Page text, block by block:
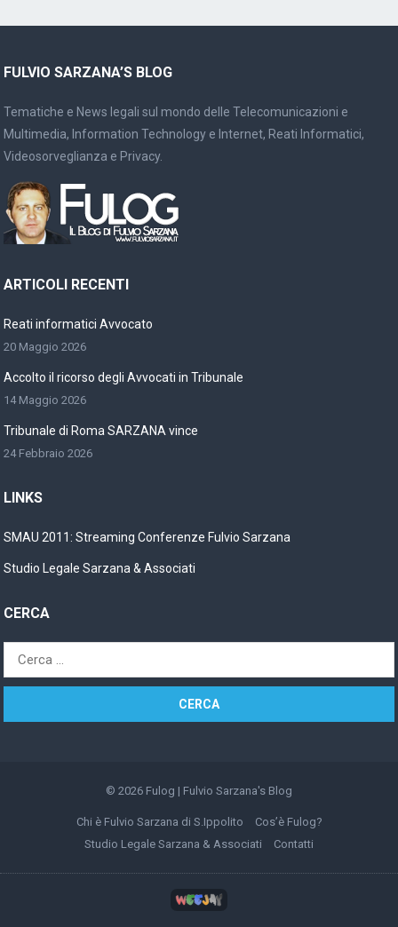
FULVIO SARZANA’S BLOG
Tematiche e News legali sul mondo delle Telecomunicazioni e
Multimedia, Information Technology e Internet, Reati Informatici,
Videosorveglianza e Privacy.
ARTICOLI RECENTI
Reati informatici Avvocato
20 Maggio 2026
Accolto il ricorso degli Avvocati in Tribunale
14 Maggio 2026
Tribunale di Roma SARZANA vince
24 Febbraio 2026
LINKS
SMAU 2011: Streaming Conferenze Fulvio Sarzana
Studio Legale Sarzana & Associati
CERCA
Ricerca
per:
© 2026 Fulog | Fulvio Sarzana's Blog
Chi è Fulvio Sarzana di S.Ippolito
Cos’è Fulog?
Studio Legale Sarzana & Associati
Contatti